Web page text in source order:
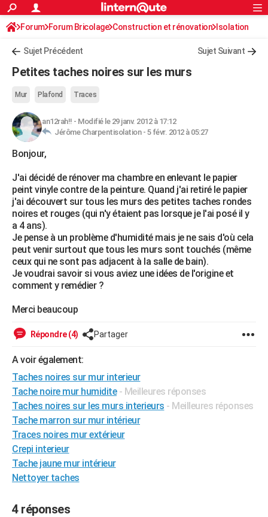
ACTUALITÉS
Politique
Société
Faits Divers
Education
Monde
Villes
+
AUTO
Essais
Réserver un essai
Citadines
Berlines
SUV
Forum auto
+HIGH-TECH
Mobiles
Meilleur smartphone
Internet
Ordinateurs
Jeux vidéo
Guide high-tech
+BRICOLAGE
Forum
Aménagement intérieur
Extérieur
Cuisine
Salle de bains
Jardinage
Rangement
WEEK-END
Guides de France
Escapades
Patrimoine
Expositions
Musées
Week-end nature
+LIFESTYLE
Art de vivre
Bien-être
Loisirs
Mode
Modes de vie
SANTE
Alimentation
Guide de la santé
Maladies
Médicaments
Sommeil
VOYAGE
Destinations
Voyage nature
Voyage de noces
PHOTO
GUIDES D'ACHAT
BONS PLANS
CARTE DE VOEUX
Carte de Noël
Carte Bonne année
Carte Saint-Valentin
Carte Pâques
Carte d'anniversaire
DICTIONNAIRE
Dictionnaire
Biographies
Citations
Expressions
Proverbes
PROGRAMME TV
S'inscrire
Se connecter
Lycées
Collèges
Primaires
Universités
Entreprises
Service militaire
Avis de recherche
AVIS DE DÉCÈS
FORUM
Rechercher
S'inscrire
Connexion
Forum Forum Bricolage Construction et rénovation Isolation
Sujet Précédent Sujet Suivant
Petites taches noires sur les murs
Mur Plafond Traces
an12rah!! - Modifié le 29 janv. 2012 à 17:12
Jérôme Charpentisolation - 5 févr. 2012 à 05:27
Bonjour,
J'ai décidé de rénover ma chambre en enlevant le papier
peint vinyle contre de la peinture. Quand j'ai retiré le papier
j'ai découvert sur tous les murs des petites taches rondes
noires et rouges (qui n'y étaient pas lorsque je l'ai posé il y
a 4 ans).
Je pense à un problème d'humidité mais je ne sais d'où cela
peut venir surtout que tous les murs sont touchés (même
ceux qui ne sont pas adjacent à la salle de bain).
Je voudrai savoir si vous aviez une idées de l'origine et
comment y remédier ?
Merci beaucoup
Répondre (4) Partager
A voir également:
Taches noires sur mur interieur
Tache noire mur humidite - Meilleures réponses
Taches noires sur les murs interieurs - Meilleures réponses
Tache marron sur mur intérieur
Traces noires mur extérieur
Crepi interieur
Tache jaune mur intérieur
Nettoyer taches
4 réponses